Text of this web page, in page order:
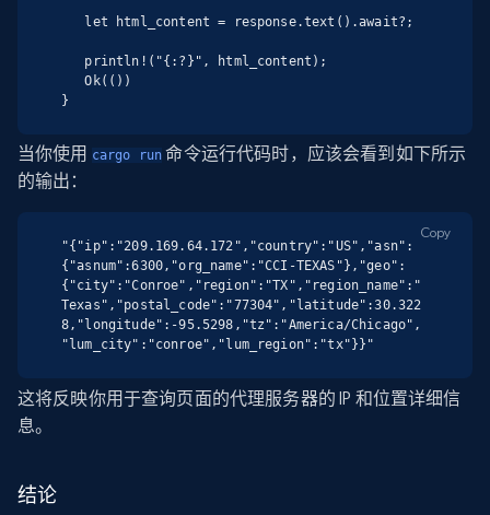
   Ok(())
}
当你使用 cargo run 命令运行代码时，应该会看到如下所示
的输出：
"{"ip":"209.169.64.172","country":"US","asn":
{"asnum":6300,"org_name":"CCI-TEXAS"},"geo":
{"city":"Conroe","region":"TX","region_name":"
Texas","postal_code":"77304","latitude":30.322
8,"longitude":-95.5298,"tz":"America/Chicago",
"lum_city":"conroe","lum_region":"tx"}}"
Copy
这将反映你用于查询页面的代理服务器的 IP 和位置详细信
息。
结论